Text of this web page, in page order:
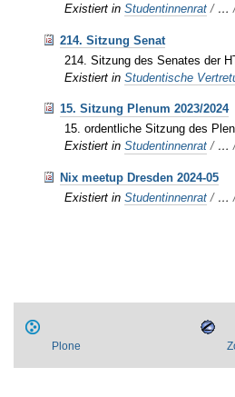
Existiert in Studentinnenrat / …
214. Sitzung Senat
214. Sitzung des Senates der
Existiert in Studentische
15. Sitzung Plenum 2023/2024
15. ordentliche Sitzung des
Existiert in Studentinnenrat / …
Nix meetup Dresden 2024-05
Existiert in Studentinnenrat / …
Plone